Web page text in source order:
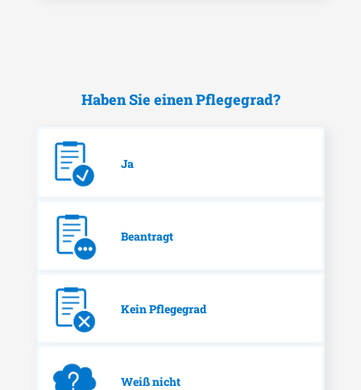
Haben Sie einen Pflegegrad?
Ja
Beantragt
Kein Pflegegrad
Weiß nicht